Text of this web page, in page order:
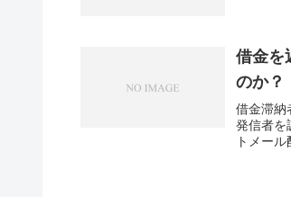
借金を
のか？
借金滞納
発信者を
トメー